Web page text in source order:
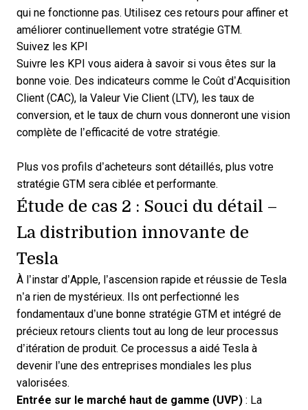
qui ne fonctionne pas. Utilisez ces retours pour affiner et
améliorer continuellement votre stratégie GTM.
Suivez les KPI
Suivre les KPI vous aidera à savoir si vous êtes sur la
bonne voie. Des indicateurs comme le Coût d’Acquisition
Client (CAC), la Valeur Vie Client (LTV), les taux de
conversion, et le taux de churn vous donneront une vision
complète de l’efficacité de votre stratégie.
Plus vos profils d’acheteurs sont détaillés, plus votre
stratégie GTM sera ciblée et performante.
Étude de cas 2 : Souci du détail –
La distribution innovante de
Tesla
À l’instar d’Apple, l’ascension rapide et réussie de Tesla
n’a rien de mystérieux. Ils ont perfectionné les
fondamentaux d’une bonne stratégie GTM et intégré de
précieux retours clients tout au long de leur processus
d’itération de produit. Ce processus a aidé Tesla à
devenir l’une des entreprises mondiales les plus
valorisées.
Entrée sur le marché haut de gamme (UVP) : La